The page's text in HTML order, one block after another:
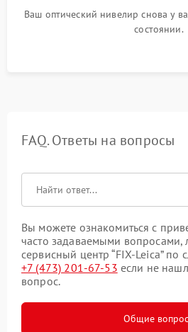
Ваш оптический нивелир снова у
состоянии.
FAQ. Ответы на вопросы
Вы можете ознакомиться с
часто задаваемыми вопросами,
сервисный центр “FIX-Leica” по
+7 (473) 201-67-53 если не
вопрос.
Общие